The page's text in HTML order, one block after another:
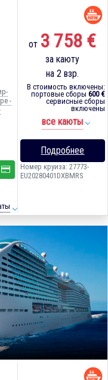
-
от 3 758 €
за каюту
на 2 взр.
В стоимость включены:
портовые сборы 600 €
сервисные сборы
включены
все каюты
Подробнее
Номер круиза: 27773-
EU20280401DXBMRS